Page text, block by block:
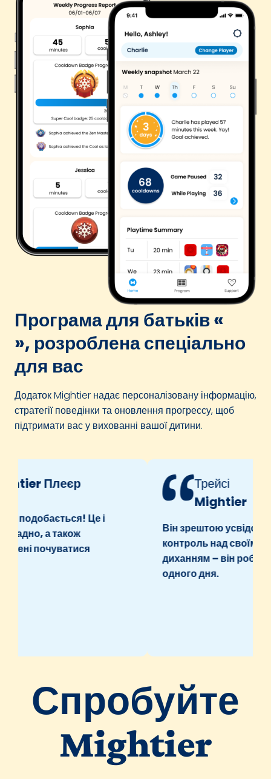
Програма для батьків «
», розроблена спеціально
для вас
Додаток Mightier надає персоналізовану інформацію,
стратегії поведінки та оновлення прогрессу, щоб
підтримати вас у вихованні вашої дитини.
Плеєр
подобається! Це і
а також
почуватися
Трейсі
Mightier
Він зрештою усвідомив,
контроль над своїм
диханням – він робив це
одного дня.
Спробуйте
Mightier